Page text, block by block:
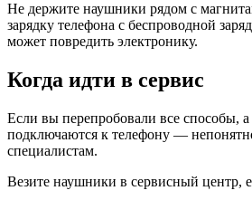
Не держите наушники рядом с
зарядку телефона с беспроводной
может повредить электронику.
Когда идти в сервис
Если вы перепробовали все способы,
подключаются к телефону —
специалистам.
Везите наушники в сервисный центр,